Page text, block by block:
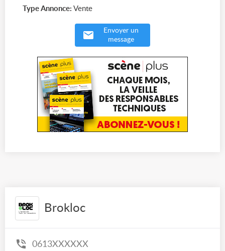
Type Annonce: Vente
Envoyer un
message
Brokloc
0613XXXXXX